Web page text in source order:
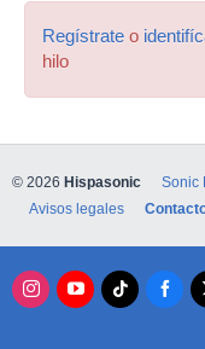
Regístrate o
hilo
© 2026 Hispasonic Sonic
Avisos legales